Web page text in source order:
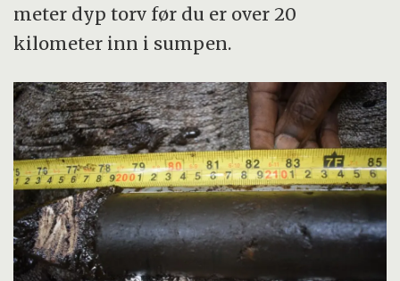
meter dyp torv før du er over 20
kilometer inn i sumpen.